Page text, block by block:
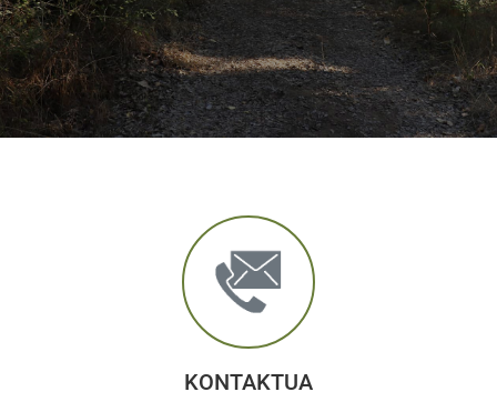
KONTAKTUA